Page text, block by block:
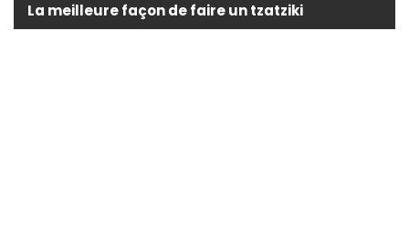
La meilleure façon de faire un tzatziki